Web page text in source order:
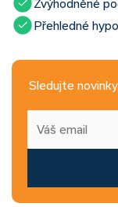
Přehledné
Sledujte